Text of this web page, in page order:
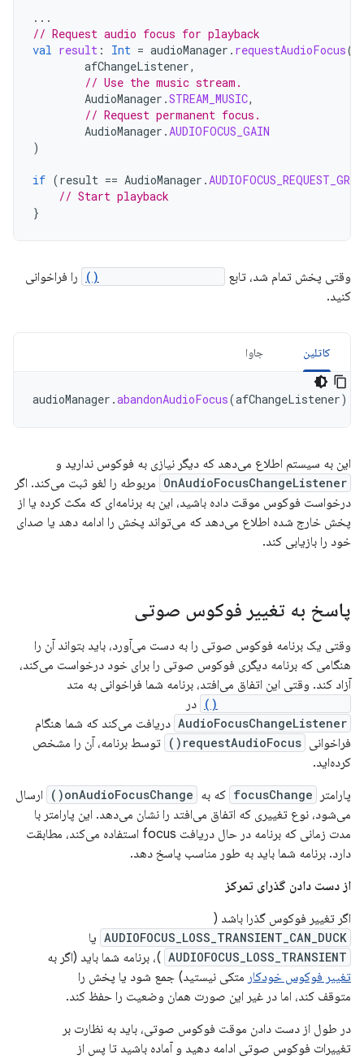
...
// Request audio focus for playback
val result : Int = audioManager . requestAudioFocus(
afChangeListener,
// Use the music stream.
AudioManager .STREAM_MUSIC,
// Request permanent focus.
AudioManager .AUDIOFOCUS_GAIN
)
if (result == AudioManager .
// Start playback
}
وقتی پخش تمام شد، تابع
را فراخوانی
کنید.
کاتلین جاوا
audioManager .abandonAudioFocus(afChangeListener)
این به سیستم اطلاع می‌دهد که دیگر نیازی به فوکوس ندارید و
OnAudioFocusChangeListener مربوطه را لغو ثبت می‌کند. اگر
درخواست فوکوس موقت داده باشید، این به برنامه‌ای که مکث کرده یا از
پخش خارج شده اطلاع می‌دهد که می‌تواند پخش را ادامه دهد یا صدای
خود را بازیابی کند.
پاسخ به تغییر فوکوس صوتی
وقتی یک برنامه فوکوس صوتی را به دست می‌آورد، باید بتواند آن را
هنگامی که برنامه دیگری فوکوس صوتی را برای خود درخواست می‌کند،
آزاد کند. وقتی این اتفاق می‌افتد، برنامه شما فراخوانی به متد
در
AudioFocusChangeListener دریافت می‌کند که شما هنگام
فراخوانی requestAudioFocus()
توسط برنامه، آن را مشخص
کرده‌اید.
پارامتر
focusChange که به onAudioFocusChange()
ارسال
می‌شود، نوع تغییری که اتفاق می‌افتد را نشان می‌دهد. این پارامتر با
مدت زمانی که برنامه در حال دریافت focus استفاده می‌کند، مطابقت
دارد. برنامه شما باید به طور مناسب پاسخ دهد.
از دست دادن گذرای تمرکز
اگر تغییر فوکوس گذرا باشد (
AUDIOFOCUS_LOSS_TRANSIENT_CAN_DUCK یا
AUDIOFOCUS_LOSS_TRANSIENT )، برنامه شما باید (اگر به
تغییر فوکوس خودکار متکی نیستید) جمع شود یا پخش را
متوقف کند، اما در غیر این صورت همان وضعیت را حفظ کند.
در طول از دست دادن موقت فوکوس صوتی، باید به نظارت بر
تغییرات فوکوس صوتی ادامه دهید و آماده باشید تا پس از